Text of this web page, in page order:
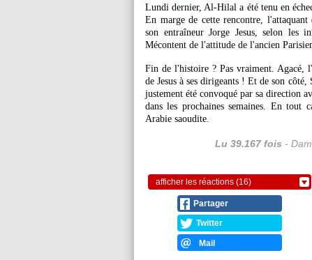
Lundi dernier, Al-Hilal a été tenu en
En marge de cette rencontre,
son entraîneur Jorge Jesus, selon les
Mécontent de l'attitude de l'ancien
Fin de l'histoire ? Pas vraiment. Agacé,
de Jesus à ses dirigeants ! Et de son
justement été convoqué par sa direction
dans les prochaines semaines. En
Arabie saoudite.
Lu 39.167 fois -
afficher les réactions (16)
Partager
Twitter
Mail